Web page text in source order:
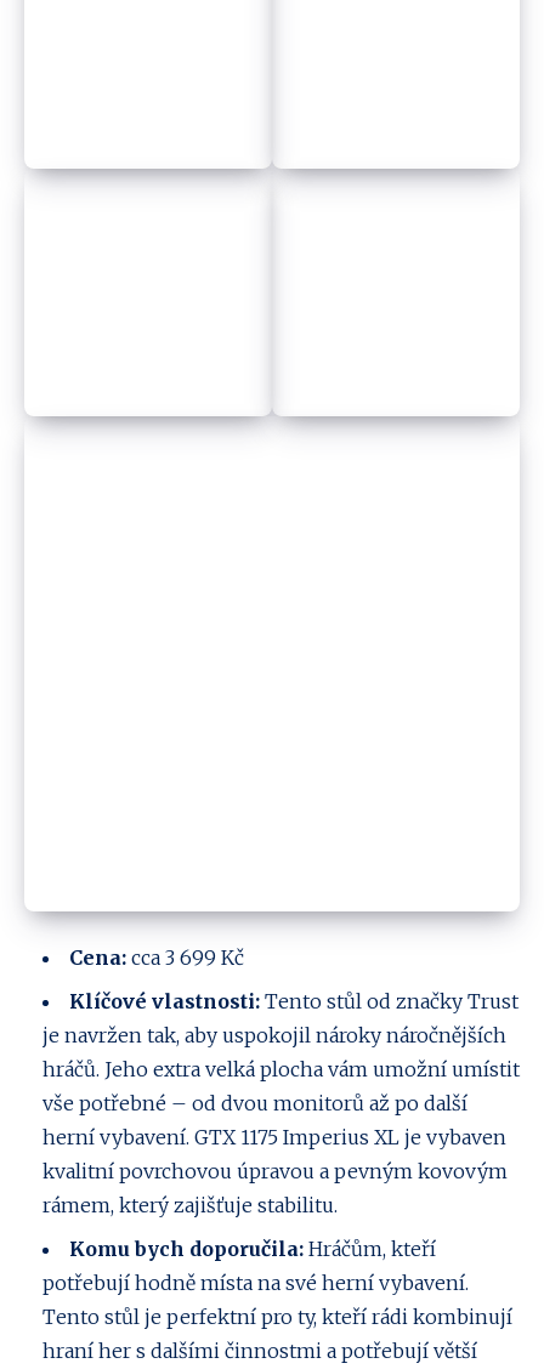
Cena: cca 3 699 Kč
Klíčové vlastnosti: Tento stůl od značky Trust
je navržen tak, aby uspokojil nároky náročnějších
hráčů. Jeho extra velká plocha vám umožní umístit
vše potřebné – od dvou monitorů až po další
herní vybavení. GTX 1175 Imperius XL je vybaven
kvalitní povrchovou úpravou a pevným kovovým
rámem, který zajišťuje stabilitu.
Komu bych doporučila: Hráčům, kteří
potřebují hodně místa na své herní vybavení.
Tento stůl je perfektní pro ty, kteří rádi kombinují
hraní her s dalšími činnostmi a potřebují větší